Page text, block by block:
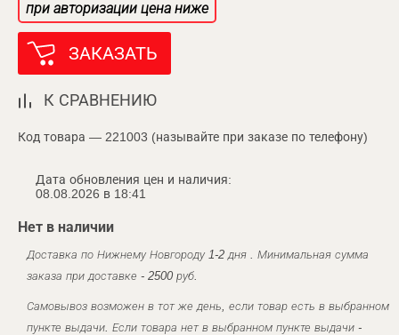
при авторизации цена ниже
ЗАКАЗАТЬ
К СРАВНЕНИЮ
Код товара — 221003 (называйте при заказе по телефону)
Дата обновления цен и наличия:
08.08.2026 в 18:41
Нет в наличии
Доставка по Нижнему Новгороду 1-2 дня . Минимальная сумма
заказа при доставке - 2500 руб.
Самовывоз возможен в тот же день, если товар есть в выбранном
пункте выдачи. Если товара нет в выбранном пункте выдачи -